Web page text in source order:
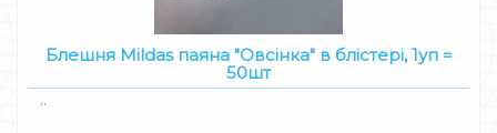
Блешня Mildas паяна "Овсінка" в блістері, 1уп =
50шт
..